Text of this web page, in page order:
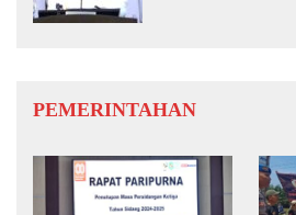
PEMERINTAHAN